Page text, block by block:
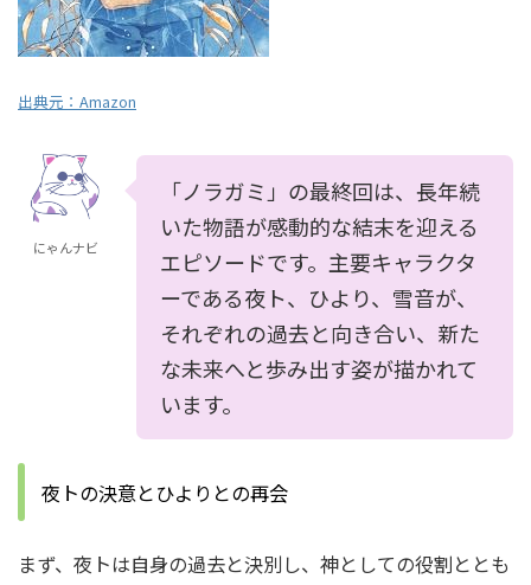
出典元：Amazon
にゃんナビ
「ノラガミ」の最終回は、長年続
いた物語が感動的な結末を迎える
エピソードです。主要キャラクタ
ーである夜ト、ひより、雪音が、
それぞれの過去と向き合い、新た
な未来へと歩み出す姿が描かれて
います。
夜トの決意とひよりとの再会
まず、夜トは自身の過去と決別し、神としての役割ととも